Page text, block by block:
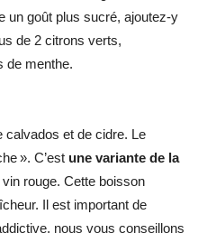
un goût plus sucré, ajoutez-y
de 2 citrons verts,
de menthe.
calvados et de cidre. Le
». C’est une variante de la
rouge. Cette boisson
Il est important de
nous vous conseillons